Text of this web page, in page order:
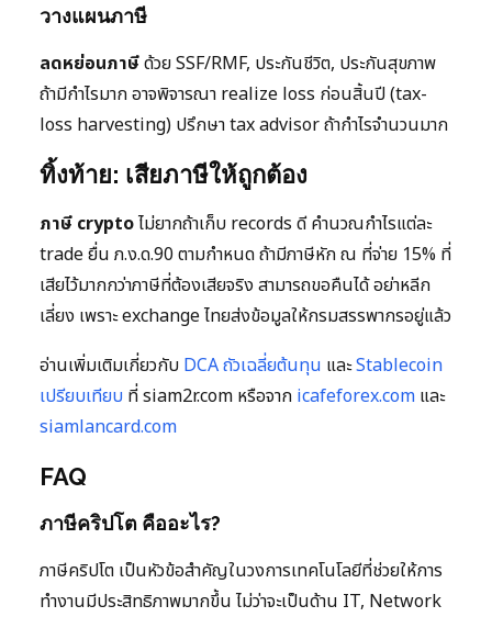
วางแผนภาษี
ลดหย่อนภาษีด้วย SSF/RMF, ประกันชีวิต, ประกันสุขภาพ
ถ้ามีกำไรมาก อาจพิจารณา realize loss ก่อนสิ้นปี (tax-
loss harvesting) ปรึกษา tax advisor ถ้ากำไรจำนวนมาก
ทิ้งท้าย: เสียภาษีให้ถูกต้อง
ภาษี cryptoไม่ยากถ้าเก็บ records ดี คำนวณกำไรแต่ละ
trade ยื่น ภ.ง.ด.90 ตามกำหนด ถ้ามีภาษีหัก ณ ที่จ่าย 15% ที่
เสียไว้มากกว่าภาษีที่ต้องเสียจริง สามารถขอคืนได้ อย่าหลีก
เลี่ยง เพราะ exchange ไทยส่งข้อมูลให้กรมสรรพากรอยู่แล้ว
อ่านเพิ่มเติมเกี่ยวกับ DCA ถัวเฉลี่ยต้นทุน และStablecoin
เปรียบเทียบ ที่ siam2r.com หรือจาก icafeforex.com และ
siamlancard.com
FAQ
ภาษีคริปโต คืออะไร?
ภาษีคริปโต เป็นหัวข้อสำคัญในวงการเทคโนโลยีที่ช่วยให้การ
ทำงานมีประสิทธิภาพมากขึ้น ไม่ว่าจะเป็นด้าน IT, Network